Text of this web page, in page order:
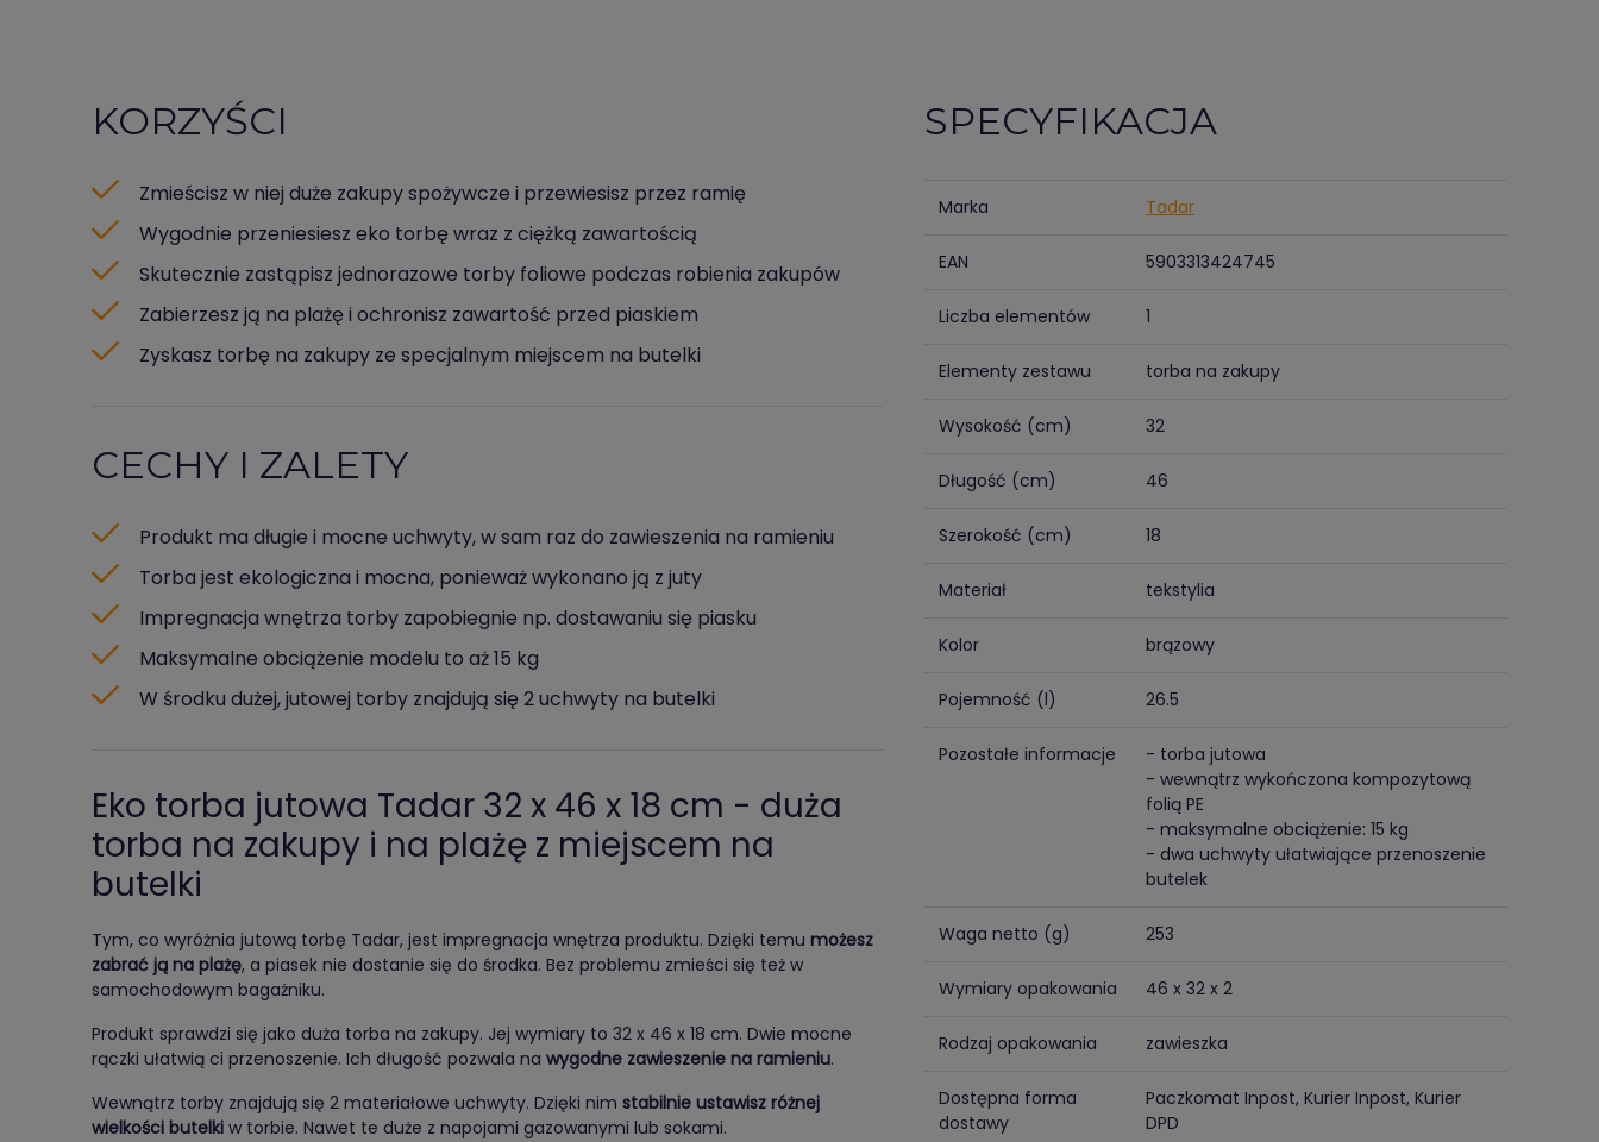
KORZYŚCI
Zmieścisz w niej duże zakupy spożywcze i przewiesisz przez ramię
Wygodnie przeniesiesz eko torbę wraz z ciężką zawartością
Skutecznie zastąpisz jednorazowe torby foliowe podczas robienia zakupów
Zabierzesz ją na plażę i ochronisz zawartość przed piaskiem
Zyskasz torbę na zakupy ze specjalnym miejscem na butelki
CECHY I ZALETY
Produkt ma długie i mocne uchwyty, w sam raz do zawieszenia na ramieniu
Torba jest ekologiczna i mocna, ponieważ wykonano ją z juty
Impregnacja wnętrza torby zapobiegnie np. dostawaniu się piasku
Maksymalne obciążenie modelu to aż 15 kg
W środku dużej, jutowej torby znajdują się 2 uchwyty na butelki
Eko torba jutowa Tadar 32 x 46 x 18 cm - duża
torba na zakupy i na plażę z miejscem na
butelki
Tym, co wyróżnia jutową torbę Tadar, jest impregnacja wnętrza produktu. Dzięki temu możesz
zabrać ją na plażę, a piasek nie dostanie się do środka. Bez problemu zmieści się też w
samochodowym bagażniku.
Produkt sprawdzi się jako duża torba na zakupy. Jej wymiary to 32 x 46 x 18 cm. Dwie mocne
rączki ułatwią ci przenoszenie. Ich długość pozwala na wygodne zawieszenie na ramieniu.
Wewnątrz torby znajdują się 2 materiałowe uchwyty. Dzięki nim stabilnie ustawisz różnej
wielkości butelki w torbie. Nawet te duże z napojami gazowanymi lub sokami.
SPECYFIKACJA
Marka Tadar
EAN 5903313424745
Liczba elementów 1
Elementy zestawu torba na zakupy
Wysokość (cm) 32
Długość (cm) 46
Szerokość (cm) 18
Materiał tekstylia
Kolor brązowy
Pojemność (l) 26.5
Pozostałe informacje
- torba jutowa
- wewnątrz wykończona kompozytową
folią PE
- maksymalne obciążenie: 15 kg
- dwa uchwyty ułatwiające przenoszenie
butelek
Waga netto (g) 253
Wymiary opakowania 46 x 32 x 2
Rodzaj opakowania zawieszka
Dostępna forma
dostawy
Paczkomat Inpost, Kurier Inpost, Kurier
DPD